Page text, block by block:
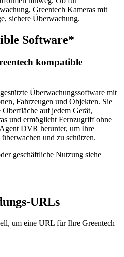
Greentech Kameras mit
sichere Überwachung.
Software*
kompatible
Überwachungssoftware mit
Fahrzeugen und Objekten. Sie
auf jedem Gerät,
und ermöglicht Fernzugriff ohne
DVR herunter, um Ihre
und zu schützen.
geschäftliche Nutzung siehe
URLs
um eine URL für Ihre Greentech